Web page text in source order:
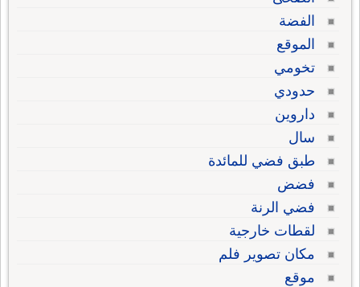
الفضة
الموقع
تخومي
حدودي
داروين
سال
طبق فضي للمائدة
فضض
فضي الرنة
لقطات خارجية
مكان تصوير فلم
موقع